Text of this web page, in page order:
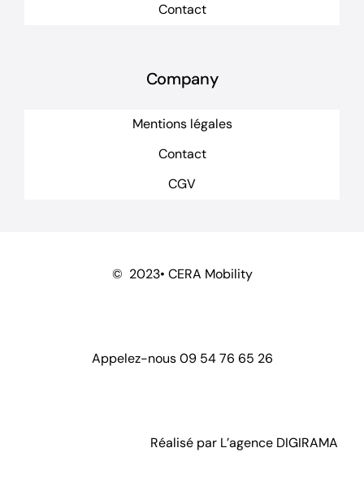
Contact
Company
Mentions légales
Contact
CGV
© 2023• CERA Mobility
Appelez-nous09 54 76 65 26
Réalisé par L’agence DIGIRAMA